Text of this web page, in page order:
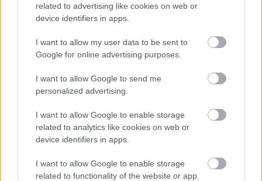
related to advertising like cookies on web or
device identifiers in apps.
I want to allow my user data to be sent to
Google for online advertising purposes.
I want to allow Google to send me
personalized advertising.
I want to allow Google to enable storage
related to analytics like cookies on web or
device identifiers in apps.
I want to allow Google to enable storage
related to functionality of the website or app.
Még drágább lesz az alkohol
Finnországban
A számik új oldala
Nyenyec és számi együttműködés